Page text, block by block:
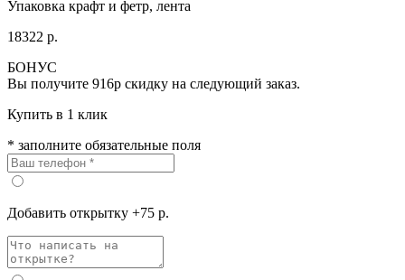
Упаковка крафт и фетр, лента
18322 р.
БОНУС
Вы получите 916р скидку на следующий заказ.
Купить в 1 клик
* заполните обязательные поля
Добавить открытку +75 р.